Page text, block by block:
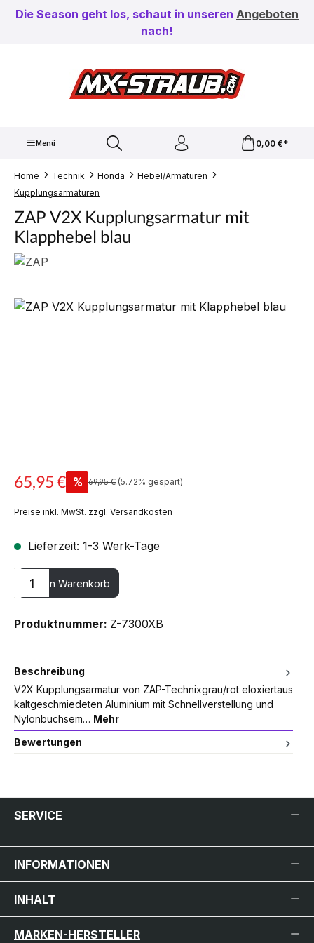
Zum Hauptinhalt springen
Die Season geht los, schaut in unseren Angeboten
nach!
Menü 0,00 €*
Home Technik Honda
Hebel/Armaturen
Kupplungsarmaturen
ZAP V2X Kupplungsarmatur mit
Klapphebel blau
Bildergalerie überspringen
65,95 € % 69,95 € (5.72% gespart)
Preise inkl. MwSt. zzgl. Versandkosten
Lieferzeit: 1-3 Werk-Tage
Produkt Anzahl: Gib den gewünschten Wert ein oder benutze
In den Warenkorb
Produktnummer: Z-7300XB
Beschreibung
V2X Kupplungsarmatur von ZAP-Technixgrau/rot eloxiertaus
kaltgeschmiedeten Aluminium mit Schnellverstellung und
Nylonbuchsem… Mehr
Bewertungen
SERVICE
INFORMATIONEN
INHALT
MARKEN-HERSTELLER